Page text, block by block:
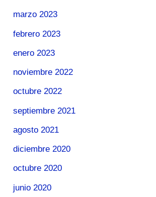
marzo 2023
febrero 2023
enero 2023
noviembre 2022
octubre 2022
septiembre 2021
agosto 2021
diciembre 2020
octubre 2020
junio 2020